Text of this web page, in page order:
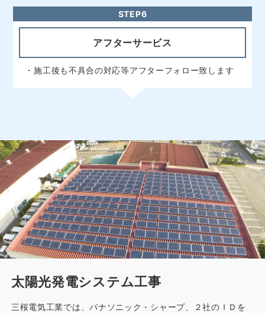
アフターサービス
・施工後も不具合の対応等アフターフォロー致します
三桜電気工業では、パナソニック・シャープ、２社のＩＤを
取得し住宅用太陽光発電及び50ＫＷ未満（低圧）の業務用太